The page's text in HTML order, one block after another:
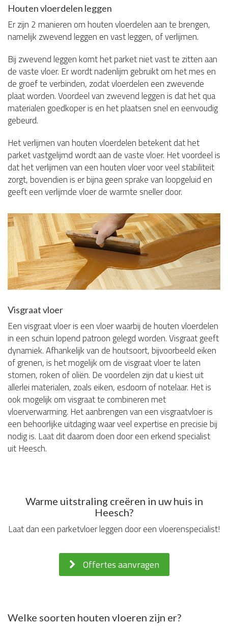
Houten vloerdelen leggen
Er zijn 2 manieren om houten vloerdelen aan te brengen,
namelijk zwevend leggen en vast leggen, of verlijmen.
Bij zwevend leggen komt het parket niet vast te zitten aan
de vaste vloer. Er wordt nadenlijm gebruikt om het mes en
de groef te verbinden, zodat vloerdelen een zwevende
plaat worden. Voordeel van zwevend leggen is dat het qua
materialen goedkoper is en het plaatsen snel en eenvoudig
gebeurd.
Het verlijmen van houten vloerdelen betekent dat het
parket vastgelijmd wordt aan de vaste vloer. Het voordeel is
dat het verlijmen van een houten vloer voor veel stabiliteit
zorgt, bovendien is er bijna geen sprake van loopgeluid en
geeft een verlijmde vloer de warmte sneller door.
Visgraat vloer
Een visgraat vloer is een vloer waarbij de houten vloerdelen
in een schuin lopend patroon gelegd worden. Visgraat geeft
dynamiek. Afhankelijk van de houtsoort, bijvoorbeeld eiken
of grenen, is het mogelijk om de visgraat vloer te laten
stomen, roken of oliën. De voordelen zijn dat u kiest uit
allerlei materialen, zoals eiken, esdoorn of notelaar. Het is
ook mogelijk om visgraat te combineren met
vloerverwarming. Het aanbrengen van een visgraatvloer is
een behoorlijke uitdaging waar veel expertise en precisie bij
nodig is. Laat dit daarom doen door een erkend specialist
uit Heesch.
Warme uitstraling creëren in uw huis in
Heesch?
Laat dan een parketvloer leggen door een vloerenspecialist!
Offertes aanvragen
Welke soorten houten vloeren zijn er?